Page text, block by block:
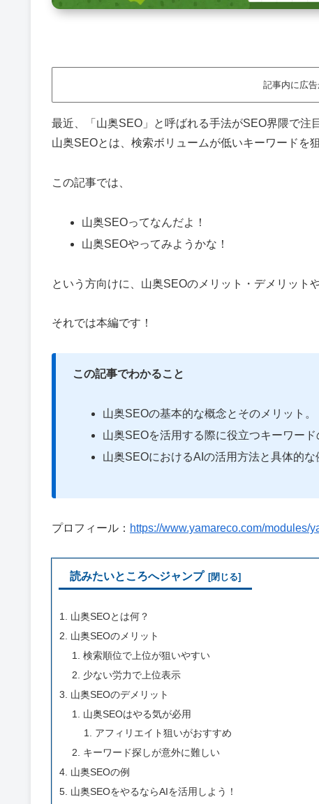
記事内に広告
最近、「山奥SEO」と呼ばれる手法がSEO界隈で注
山奥SEOとは、検索ボリュームが低いキーワードを
この記事では、
山奥SEOってなんだよ！
山奥SEOやってみようかな！
という方向けに、山奥SEOのメリット・デメリット
それでは本編です！
この記事でわかること
山奥SEOの基本的な概念とそのメリット。
山奥SEOを活用する際に役立つキーワード
山奥SEOにおけるAIの活用方法と具体的な
プロフィール： https://www.yamareco.com/modules/
読みたいところへジャンプ
山奥SEOとは何？
山奥SEOのメリット
検索順位で上位が狙いやすい
少ない労力で上位表示
山奥SEOのデメリット
山奥SEOはやる気が必用
アフィリエイト狙いがおすすめ
キーワード探しが意外に難しい
山奥SEOの例
山奥SEOをやるならAIを活用しよう！